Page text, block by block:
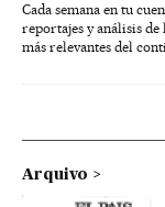
Cada semana en tu
reportajes y análisis
más relevantes del
Arquivo